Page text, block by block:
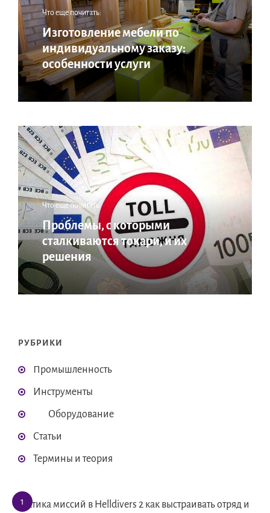
Что еще почитать:
Изготовление мебели по
индивидуальному заказу:
особенности услуги
Что еще почитать:
Проблемы, с которыми
сталкиваются токари, и их
решения
РУБРИКИ
Промышленность
Инструменты
Оборудование
Статьи
Термины и теория
Тактика миссий в Helldivers 2 как выстраивать отряд и